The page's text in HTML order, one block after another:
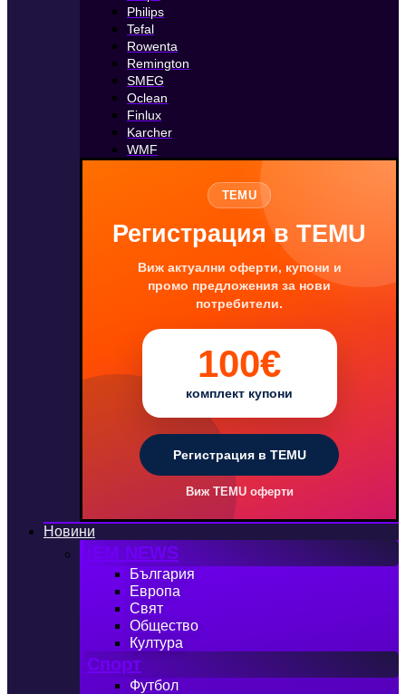
Philips
Tefal
Rowenta
Remington
SMEG
Oclean
Finlux
Karcher
WMF
TEMU
Регистрация в TEMU
Виж актуални оферти, купони и
промо предложения за нови
потребители.
100€
комплект купони
Регистрация в TEMU
Виж TEMU оферти
Новини
iEM NEWS
България
Европа
Свят
Общество
Култура
Спорт
Футбол